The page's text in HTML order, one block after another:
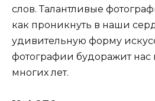
слов. Талантливые
как проникнуть в наши
удивительную форму
фотографии будоражит нас
многих лет.